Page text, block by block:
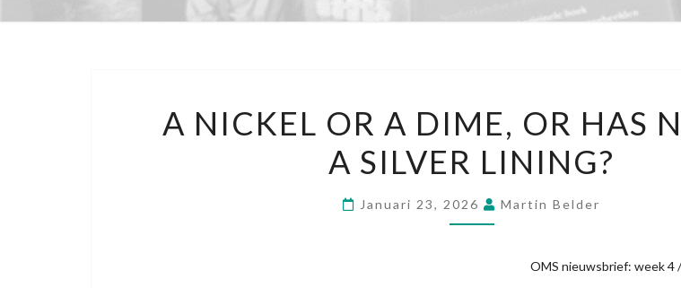
NICKEL
OR
DIME,
A NICKEL OR A DIME, OR HAS
A SILVER LINING?
Januari 23, 2026 Martin Belder
OMS nieuwsbrief: week 4